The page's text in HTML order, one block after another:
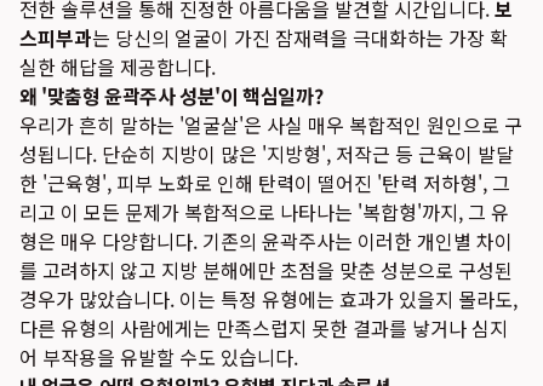
전한 솔루션을 통해 진정한 아름다움을 발견할 시간입니다.보
스피부과는 당신의 얼굴이 가진 잠재력을 극대화하는 가장 확
실한 해답을 제공합니다.
왜 '맞춤형 윤곽주사 성분'이 핵심일까?
우리가 흔히 말하는 '얼굴살'은 사실 매우 복합적인 원인으로 구
성됩니다. 단순히 지방이 많은 '지방형', 저작근 등 근육이 발달
한 '근육형', 피부 노화로 인해 탄력이 떨어진 '탄력 저하형', 그
리고 이 모든 문제가 복합적으로 나타나는 '복합형'까지, 그 유
형은 매우 다양합니다. 기존의 윤곽주사는 이러한 개인별 차이
를 고려하지 않고 지방 분해에만 초점을 맞춘 성분으로 구성된
경우가 많았습니다. 이는 특정 유형에는 효과가 있을지 몰라도,
다른 유형의 사람에게는 만족스럽지 못한 결과를 낳거나 심지
어 부작용을 유발할 수도 있습니다.